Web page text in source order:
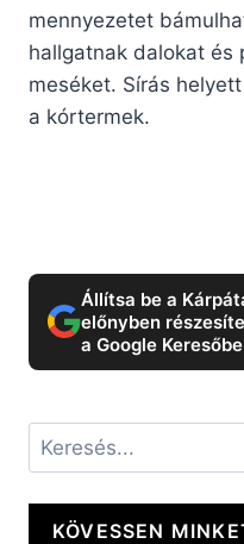
mennyezetet
hallgatnak dalokat és
meséket. Sírás
a kórtermek.
Állítsa be a
előnyben
a Google
Keresés
KÖVESSEN